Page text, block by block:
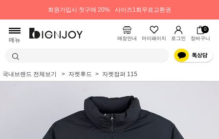
회원가입시 첫구매 20% 사이즈1회무료교환권
메뉴 매장안내 마이페이지 로그인
0
장바구니
국내브랜드 전체보기 자켓후드 자켓점퍼 115